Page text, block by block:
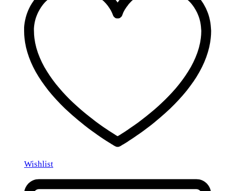
Wishlist